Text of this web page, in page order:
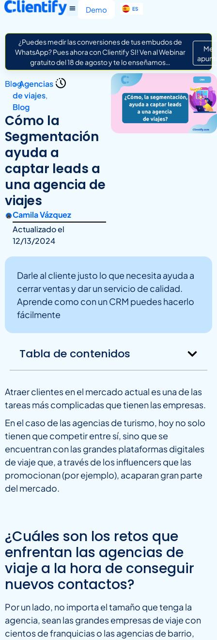
Demo ES
IT
¿Puedes medir las conversiones de tus embudos de
WhatsApp? Pues ahora con Clientify SI! Ven al Webinar
gratuito del 18 de agosto y te lo enseñamos…
Me
Blog
>Agencias
de viajes,
Blog
Cómo la
Segmentación
ayuda a
captar leads a
una agencia de
viajes
Camila Vázquez
Actualizado el
12/13/2024
Darle al cliente justo lo que necesita ayuda a
cerrar ventas y dar un servicio de calidad.
Aprende como con un CRM puedes hacerlo
fácilmente
Tabla de contenidos
Atraer clientes en el mercado actual es una de las
tareas más complicadas que tienen las empresas.
En el caso de las agencias de turismo, hoy no solo
tienen que competir entre sí, sino que se
encuentran con las grandes plataformas digitales
de viaje que, a través de los influencers que las
promocionan (por ejemplo), acaparan gran parte
del mercado.
¿Cuáles son los retos que
enfrentan las agencias de
viaje a la hora de conseguir
nuevos contactos?
Por un lado, no importa el tamaño que tenga la
agencia, sean las grandes empresas de viaje con
cientos de franquicias o las agencias de barrio,